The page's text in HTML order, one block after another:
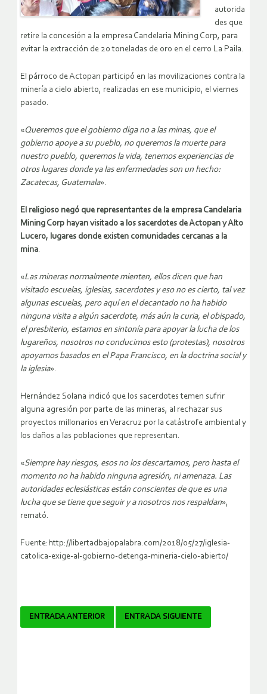
autorida
des que
retire la concesión a la empresa Candelaria Mining Corp, para
evitar la extracción de 20 toneladas de oro en el cerro La Paila.
El párroco de Actopan participó en las movilizaciones contra la
minería a cielo abierto, realizadas en ese municipio, el viernes
pasado.
«Queremos que el gobierno diga no a las minas, que el
gobierno apoye a su pueblo, no queremos la muerte para
nuestro pueblo, queremos la vida, tenemos experiencias de
otros lugares donde ya las enfermedades son un hecho:
Zacatecas, Guatemala».
El religioso negó que representantes de la empresa Candelaria
Mining Corp hayan visitado a los sacerdotes de Actopan y Alto
Lucero, lugares donde existen comunidades cercanas a la
mina.
«Las mineras normalmente mienten, ellos dicen que han
visitado escuelas, iglesias, sacerdotes y eso no es cierto, tal vez
algunas escuelas, pero aquí en el decantado no ha habido
ninguna visita a algún sacerdote, más aún la curia, el obispado,
el presbiterio, estamos en sintonía para apoyar la lucha de los
lugareños, nosotros no conducimos esto (protestas), nosotros
apoyamos basados en el Papa Francisco, en la doctrina social y
la iglesia».
Hernández Solana indicó que los sacerdotes temen sufrir
alguna agresión por parte de las mineras, al rechazar sus
proyectos millonarios en Veracruz por la catástrofe ambiental y
los daños a las poblaciones que representan.
«Siempre hay riesgos, esos no los descartamos, pero hasta el
momento no ha habido ninguna agresión, ni amenaza. Las
autoridades eclesiásticas están conscientes de que es una
lucha que se tiene que seguir y a nosotros nos respaldan»,
remató.
Fuente:http://libertadbajopalabra.com/2018/05/27/iglesia-
catolica-exige-al-gobierno-detenga-mineria-cielo-abierto/
Navegador
ENTRADA ANTERIOR ENTRADA SIGUIENTE